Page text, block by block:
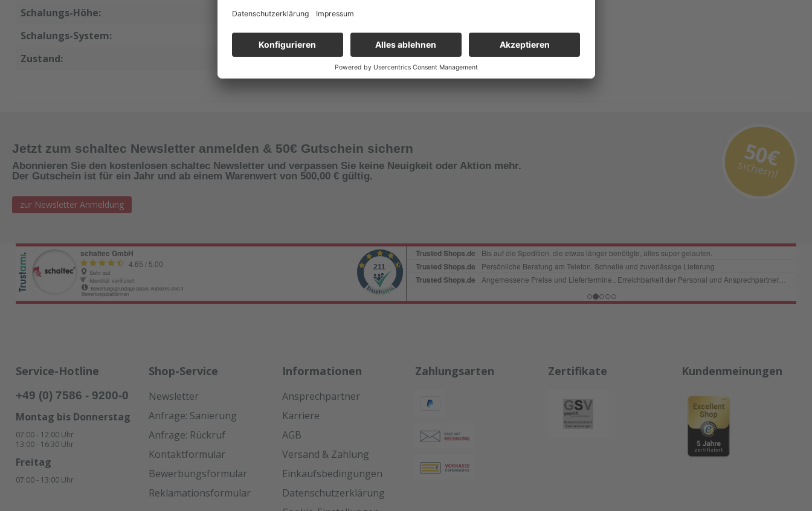
Schalungs-Höhe:
125 cm
Schalungs-System:
Mammut
Zustand:
neu
Jetzt zum schaltec Newsletter anmelden & 50€ Gutschein sichern
Abonnieren Sie den kostenlosen schaltec Newsletter und verpassen Sie keine Neuigkeit oder Aktion mehr.
Der Gutschein ist für ein Jahr und ab einem Warenwert von 500,00 € gültig.
zur Newsletter Anmeldung
50€
sichern!
Service-Hotline
+49 (0) 7586 - 9200-0
Montag bis Donnerstag
07:00 - 12:00 Uhr
13:00 - 16:30 Uhr
Freitag
07:00 - 13:00 Uhr
Shop-Service
Newsletter
Anfrage: Sanierung
Anfrage: Rückruf
Kontaktformular
Bewerbungsformular
Reklamationsformular
Informationen
Ansprechpartner
Karriere
AGB
Versand & Zahlung
Einkaufsbedingungen
Datenschutzerklärung
Zahlungsarten Zertifikate Kundenmeinungen